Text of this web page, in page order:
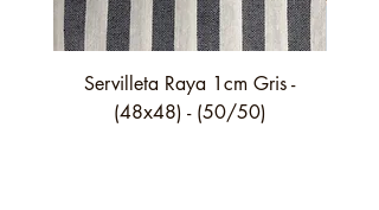
Servilleta Raya 1cm Gris -
(48x48) - (50/50)